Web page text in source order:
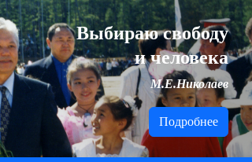
Выбираю свободу
и человека
М.Е.Николаев
Подробнее